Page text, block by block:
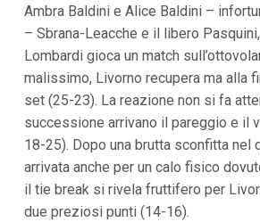
Ambra Baldini e Alice Baldini –
– Sbrana-Leacche e il libero
Lombardi gioca un match
malissimo, Livorno recupera ma alla
set (25-23). La reazione non si fa
successione arrivano il pareggio e il
18-25). Dopo una brutta sconfitta nel
arrivata anche per un calo fisico
il tie break si rivela fruttifero per
due preziosi punti (14-16).